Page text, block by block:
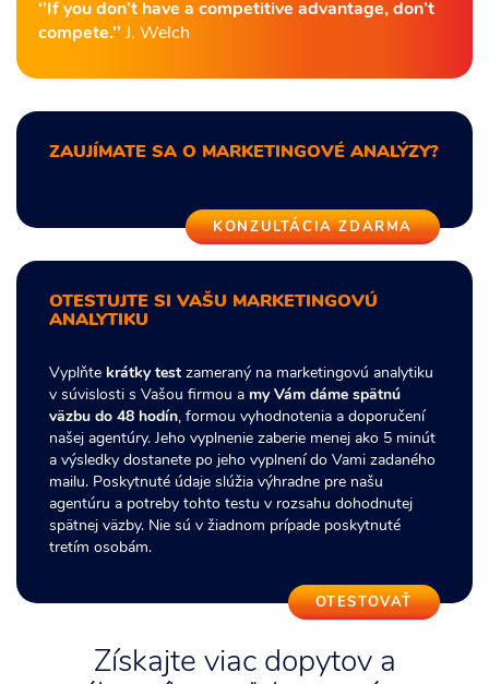
‘’If you don’t have a competitive advantage, don’t
compete.’’ J. Welch
ZAUJÍMATE SA O MARKETINGOVÉ ANALÝZY?
KONZULTÁCIA ZDARMA
OTESTUJTE SI VAŠU MARKETINGOVÚ
ANALYTIKU
Vyplňte krátky test zameraný na marketingovú analytiku
v súvislosti s Vašou firmou a my Vám dáme spätnú
väzbu do 48 hodín, formou vyhodnotenia a doporučení
našej agentúry. Jeho vyplnenie zaberie menej ako 5 minút
a výsledky dostanete po jeho vyplnení do Vami zadaného
mailu. Poskytnuté údaje slúžia výhradne pre našu
agentúru a potreby tohto testu v rozsahu dohodnutej
spätnej väzby. Nie sú v žiadnom prípade poskytnuté
tretím osobám.
OTESTOVAŤ
Získajte viac dopytov a